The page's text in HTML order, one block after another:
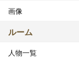
画像
ルーム
人物一覧